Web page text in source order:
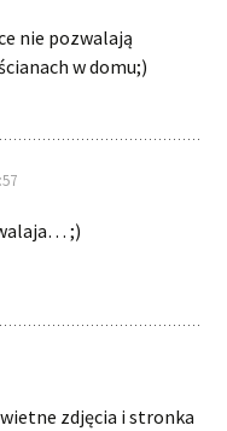
nie pozwalają
w domu;)
;)
zdjęcia i stronka